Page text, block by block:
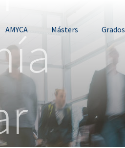
AMYCA Másters Grados